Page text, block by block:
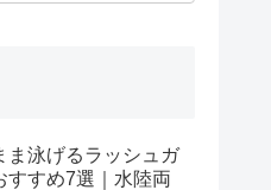
ま泳げるラッシュガ
すすめ7選｜水陸両